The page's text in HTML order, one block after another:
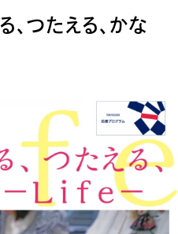
、つたえる、かな